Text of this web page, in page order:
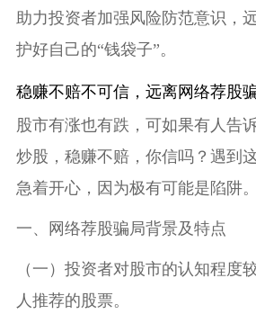
助力投资者加强风险防范意识，
护好自己的“钱袋子”。
稳赚不赔不可信，远离网络荐股
股市有涨也有跌，可如果有人告
炒股，稳赚不赔，你信吗？遇到
急着开心，因为极有可能是陷阱。
一、网络荐股骗局背景及特点
（一）投资者对股市的认知程度
人推荐的股票。